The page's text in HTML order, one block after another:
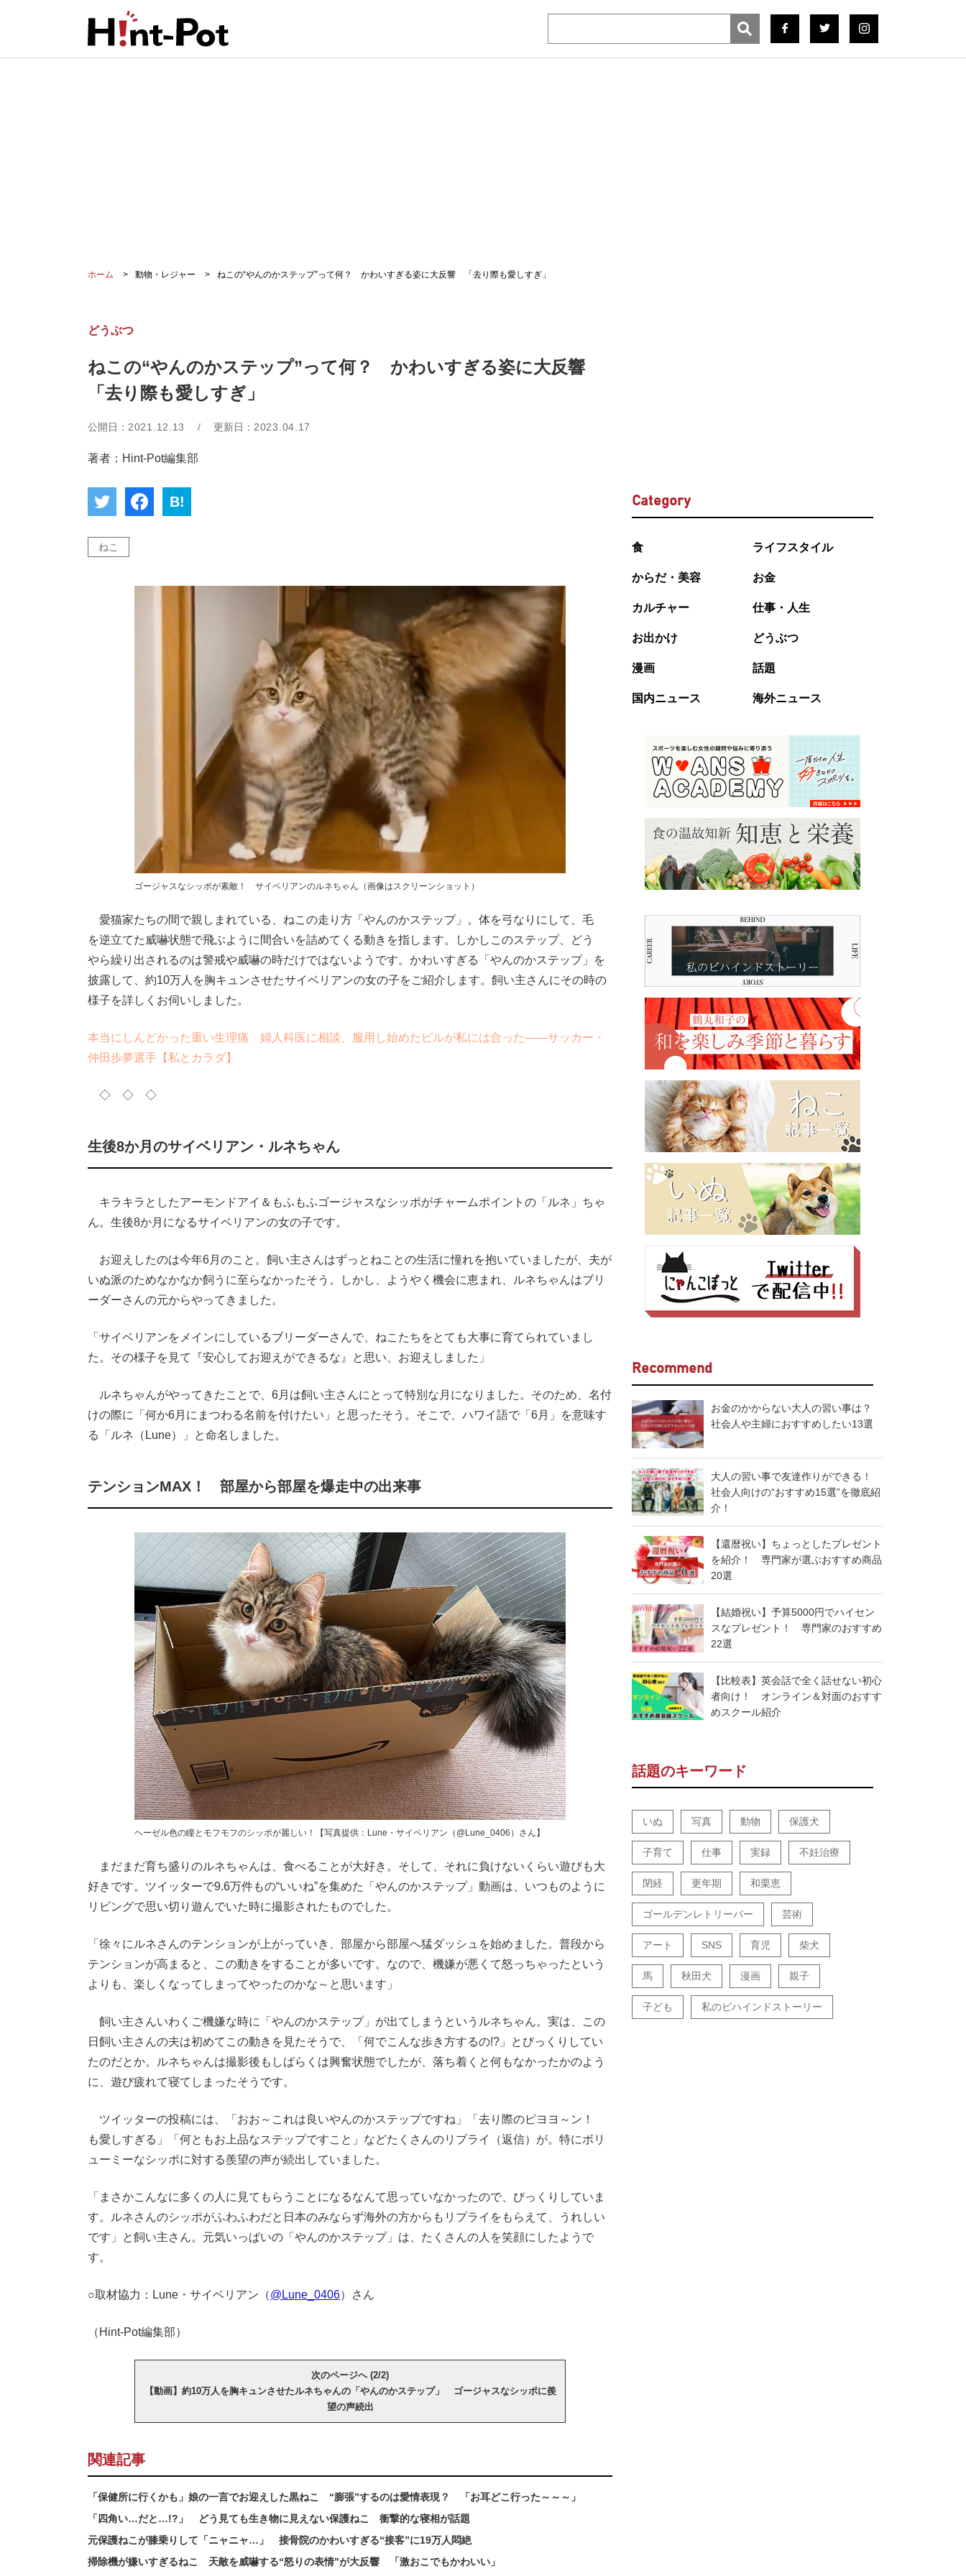
ホーム 動物・レジャー ねこの“やんのかステップ”って何？ かわいすぎる姿に大反響 「去り際も愛しすぎ」
どうぶつ
ねこの“やんのかステップ”って何？ かわいすぎる姿に大反響
「去り際も愛しすぎ」
公開日： 2021.12.13 / 更新日： 2023.04.17
著者：Hint-Pot編集部
B!
ねこ
ゴージャスなシッポが素敵！ サイベリアンのルネちゃん（画像はスクリーンショット）
愛猫家たちの間で親しまれている、ねこの走り方「やんのかステップ」。体を弓なりにして、毛
を逆立てた威嚇状態で飛ぶように間合いを詰めてくる動きを指します。しかしこのステップ、どう
やら繰り出されるのは警戒や威嚇の時だけではないようです。かわいすぎる「やんのかステップ」を
披露して、約10万人を胸キュンさせたサイベリアンの女の子をご紹介します。飼い主さんにその時の
様子を詳しくお伺いしました。
本当にしんどかった重い生理痛 婦人科医に相談、服用し始めたピルが私には合った――サッカー・
仲田歩夢選手【私とカラダ】
◇ ◇ ◇
生後8か月のサイベリアン・ルネちゃん
キラキラとしたアーモンドアイ＆もふもふゴージャスなシッポがチャームポイントの「ルネ」ちゃ
ん。生後8か月になるサイベリアンの女の子です。
お迎えしたのは今年6月のこと。飼い主さんはずっとねことの生活に憧れを抱いていましたが、夫が
いぬ派のためなかなか飼うに至らなかったそう。しかし、ようやく機会に恵まれ、ルネちゃんはブリ
ーダーさんの元からやってきました。
「サイベリアンをメインにしているブリーダーさんで、ねこたちをとても大事に育てられていまし
た。その様子を見て『安心してお迎えができるな』と思い、お迎えしました」
ルネちゃんがやってきたことで、6月は飼い主さんにとって特別な月になりました。そのため、名付
けの際に「何か6月にまつわる名前を付けたい」と思ったそう。そこで、ハワイ語で「6月」を意味す
る「ルネ（Lune）」と命名しました。
テンションMAX！ 部屋から部屋を爆走中の出来事
ヘーゼル色の瞳とモフモフのシッポが麗しい！【写真提供：Lune・サイベリアン（@Lune_0406）さん】
まだまだ育ち盛りのルネちゃんは、食べることが大好き。そして、それに負けないくらい遊びも大
好きです。ツイッターで9.6万件もの“いいね”を集めた「やんのかステップ」動画は、いつものように
リビングで思い切り遊んでいた時に撮影されたものでした。
「徐々にルネさんのテンションが上がっていき、部屋から部屋へ猛ダッシュを始めました。普段から
テンションが高まると、この動きをすることが多いです。なので、機嫌が悪くて怒っちゃったという
よりも、楽しくなってしまってやったのかな～と思います」
飼い主さんいわくご機嫌な時に「やんのかステップ」が出てしまうというルネちゃん。実は、この
日飼い主さんの夫は初めてこの動きを見たそうで、「何でこんな歩き方するの!?」とびっくりしてい
たのだとか。ルネちゃんは撮影後もしばらくは興奮状態でしたが、落ち着くと何もなかったかのよう
に、遊び疲れて寝てしまったそうです。
ツイッターの投稿には、「おお～これは良いやんのかステップですね」「去り際のピヨヨ～ン！
も愛しすぎる」「何ともお上品なステップですこと」などたくさんのリプライ（返信）が。特にボリ
ューミーなシッポに対する羨望の声が続出していました。
「まさかこんなに多くの人に見てもらうことになるなんて思っていなかったので、びっくりしていま
す。ルネさんのシッポがふわふわだと日本のみならず海外の方からもリプライをもらえて、うれしい
です」と飼い主さん。元気いっぱいの「やんのかステップ」は、たくさんの人を笑顔にしたようで
す。
○取材協力：Lune・サイベリアン（@Lune_0406）さん
（Hint-Pot編集部）
次のページへ (2/2)
【動画】約10万人を胸キュンさせたルネちゃんの「やんのかステップ」 ゴージャスなシッポに羨
望の声続出
関連記事
「保健所に行くかも」娘の一言でお迎えした黒ねこ “膨張”するのは愛情表現？ 「お耳どこ行った～～～」
「四角い…だと…!?」 どう見ても生き物に見えない保護ねこ 衝撃的な寝相が話題
元保護ねこが膝乗りして「ニャニャ…」 接骨院のかわいすぎる“接客”に19万人悶絶
掃除機が嫌いすぎるねこ 天敵を威嚇する“怒りの表情”が大反響 「激おこでもかわいい」
Category
食 ライフスタイル
からだ・美容 お金
カルチャー 仕事・人生
お出かけ どうぶつ
漫画 話題
国内ニュース 海外ニュース
Recommend
お金のかからない大人の習い事は？
社会人や主婦におすすめしたい13選
大人の習い事で友達作りができる！
社会人向けの“おすすめ15選”を徹底紹
介！
【還暦祝い】ちょっとしたプレゼント
を紹介！ 専門家が選ぶおすすめ商品
20選
【結婚祝い】予算5000円でハイセン
スなプレゼント！ 専門家のおすすめ
22選
【比較表】英会話で全く話せない初心
者向け！ オンライン＆対面のおすす
めスクール紹介
話題のキーワード
いぬ 写真 動物 保護犬
子育て 仕事 実録 不妊治療
閉経 更年期 和栗恵
ゴールデンレトリーバー 芸術
アート SNS 育児 柴犬
馬 秋田犬 漫画 親子
子ども 私のビハインドストーリー